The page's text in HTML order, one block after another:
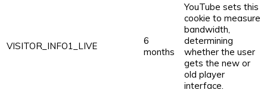
VISITOR_INFO1_LIVE
6
months
YouTube sets this
cookie to measure
bandwidth,
determining
whether the user
gets the new or
old player
interface.